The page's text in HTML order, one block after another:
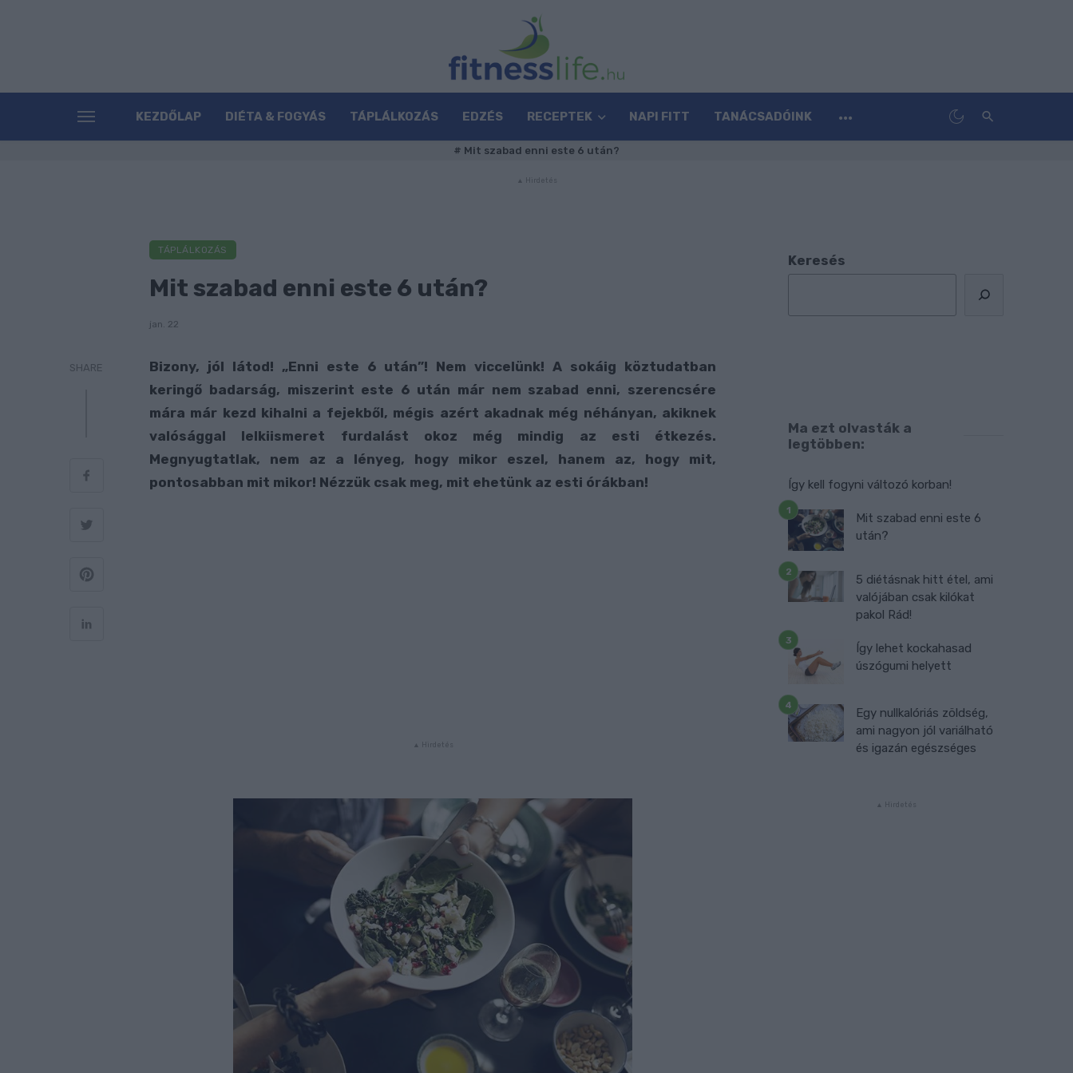
KEZDŐLAP DIÉTA & FOGYÁS TÁPLÁLKOZÁS EDZÉS RECEPTEK NAPI FITT TANÁCSADÓINK
# Mit szabad enni este 6 után?
TÁPLÁLKOZÁS
Mit szabad enni este 6 után?
jan. 22
SHARE
Bizony, jól látod! „Enni este 6 után”! Nem viccelünk! A sokáig köztudatban
keringő badarság, miszerint este 6 után már nem szabad enni, szerencsére
mára már kezd kihalni a fejekből, mégis azért akadnak még néhányan, akiknek
valósággal lelkiismeret furdalást okoz még mindig az esti étkezés.
Megnyugtatlak, nem az a lényeg, hogy mikor eszel, hanem az, hogy mit,
pontosabban mit mikor! Nézzük csak meg, mit ehetünk az esti órákban!
Keresés
Ma ezt olvasták a
legtöbben:
Így kell fogyni változó korban!
Mit szabad enni este 6
után?
5 diétásnak hitt étel, ami
valójában csak kilókat
pakol Rád!
Így lehet kockahasad
úszógumi helyett
Egy nullkalóriás zöldség,
ami nagyon jól variálható
és igazán egészséges